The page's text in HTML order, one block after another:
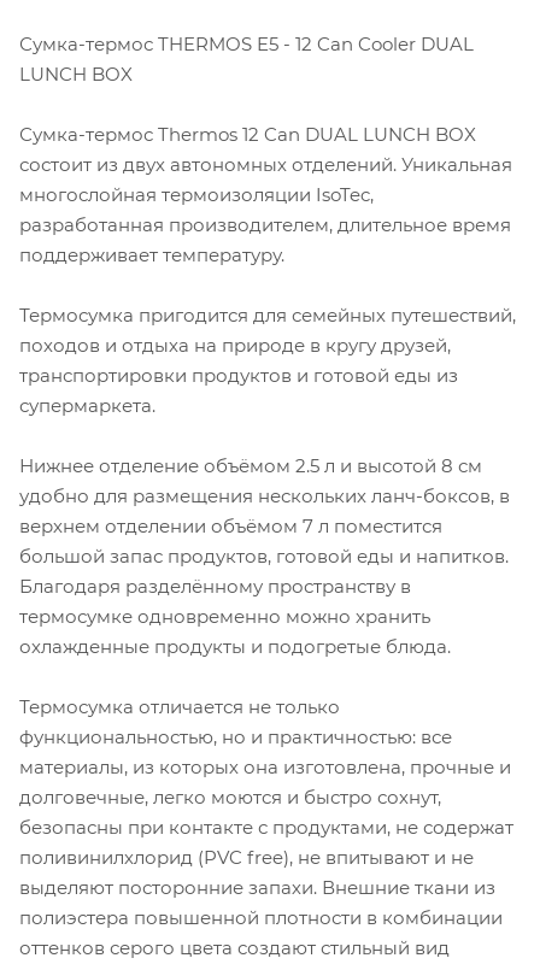
Сумка-термос THERMOS E5 - 12 Can Cooler DUAL
LUNCH BOX
Сумка-термос Thermos 12 Can DUAL LUNCH BOX
состоит из двух автономных отделений. Уникальная
многослойная термоизоляции IsoTec,
разработанная производителем, длительное время
поддерживает температуру.
Термосумка пригодится для семейных путешествий,
походов и отдыха на природе в кругу друзей,
транспортировки продуктов и готовой еды из
супермаркета.
Нижнее отделение объёмом 2.5 л и высотой 8 см
удобно для размещения нескольких ланч-боксов, в
верхнем отделении объёмом 7 л поместится
большой запас продуктов, готовой еды и напитков.
Благодаря разделённому пространству в
термосумке одновременно можно хранить
охлажденные продукты и подогретые блюда.
Термосумка отличается не только
функциональностью, но и практичностью: все
материалы, из которых она изготовлена, прочные и
долговечные, легко моются и быстро сохнут,
безопасны при контакте с продуктами, не содержат
поливинилхлорид (PVC free), не впитывают и не
выделяют посторонние запахи. Внешние ткани из
полиэстера повышенной плотности в комбинации
оттенков серого цвета создают стильный вид